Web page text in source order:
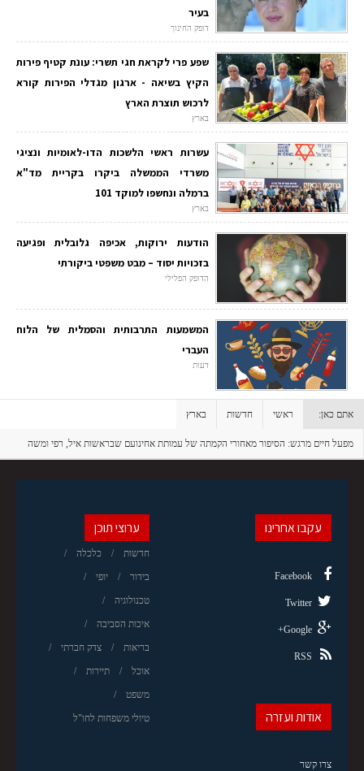
בעיר
דופק החינוך
שפע פרי לקראת חגי תשרי: עונת קטיף פירות
הקיץ בשיאה - ארגון מגדלי הפירות קורא
לרכוש תוצרת הארץ
בארץ
עשרות ראשי הלשכות הדו-לאומיות ונציגי
משרדי הממשלה ביקרו בקריית מד"א
ברמלה ונחשפו למוקד 101
בארץ
הודעות ירוקות, אכיפה גלובלית ופגיעה
בזכויות יסוד – מבט משפטי ביקורתי
הדופק הפלילי
המשמעות התרבותית והסמלית של הלוח
העברי
דעות
אתם כאן: ראשי חדשות בארץ
מפעל חיים מרגש: הסיפור מאחורי הקמתה של עמותת אחינועם שבראשות איל, רפי ומשה
ערוצי תוכן
חדשות כלכלה
בידור יופי
טכנולוגיה
איכות הסביבה
בריאות צדק חברתי
אוכל תיירות
משפט
טיולי משפחות לחו"ל
עקבו אחרינו
Facebook
Twitter
Google+
RSS
אודות ועזרה
צרו קשר